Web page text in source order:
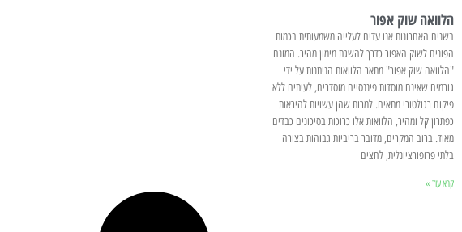
הלוואה שוק אפור
בשנים האחרונות אנו עדים לעלייה משמעותית בכמות
הפונים לשוק האפור כדרך להשגת מימון מהיר. המונח
"הלוואה שוק אפור" מתאר הלוואות הניתנות על ידי
גורמים שאינם מוסדות פיננסיים מוסדרים, לעיתים ללא
פיקוח רגולטורי מתאים. למרות שהן עשויות להיראות
כפתרון קל ומהיר, הלוואות אלו כרוכות בסיכונים כבדים
מאוד. ברוב המקרים, מדובר בריביות גבוהות בצורה
בלתי פרופורציונלית, לחצים
קרא עוד »